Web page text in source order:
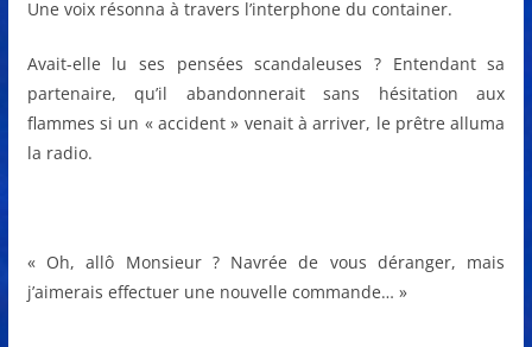
Une voix résonna à travers l’interphone du container.
Avait-elle lu ses pensées scandaleuses ? Entendant sa
partenaire, qu’il abandonnerait sans hésitation aux
flammes si un « accident » venait à arriver, le prêtre alluma
la radio.
« Oh, allô Monsieur ? Navrée de vous déranger, mais
j’aimerais effectuer une nouvelle commande… »